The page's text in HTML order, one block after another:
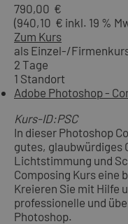
790,00 €
(940,10 € inkl. 19 %
Zum Kurs
als Einzel-/
2 Tage
1 Standort
Adobe Photoshop -
Kurs-ID:PSC
In dieser Photoshop
gutes, glaubwürdiges
Lichtstimmung und
Composing Kurs eine
Kreieren Sie mit Hilfe
professionelle und
Photoshop.